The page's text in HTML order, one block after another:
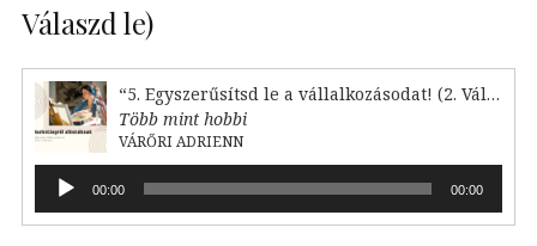
Válaszd le)
“5. Egyszerűsítsd le a vállalkozásodat! (2. Válaszd le)”
Több mint hobbi
VÁRŐRI ADRIENN
Audió
lejátszó00:00 00:00